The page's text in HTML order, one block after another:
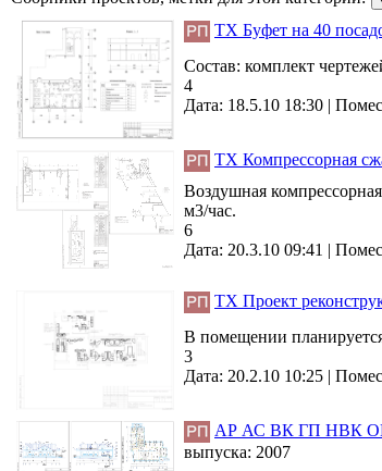
ТХ Буфет на 40
Состав: комплект
4
Дата: 18.5.10 18:30 |
ТХ Компрессорная
Воздушная
м3/час.
6
Дата: 20.3.10 09:41 |
ТХ Проект
В помещении
3
Дата: 20.2.10 10:25 |
АР АС ВК ГП НВК ОВ
выпуска: 2007